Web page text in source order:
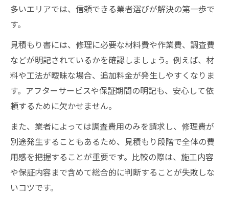
多いエリアでは、信頼できる業者選びが解決の第一歩で
す。
見積もり書には、修理に必要な材料費や作業費、調査費
などが明記されているかを確認しましょう。例えば、材
料や工法が曖昧な場合、追加料金が発生しやすくなりま
す。アフターサービスや保証期間の明記も、安心して依
頼するために欠かせません。
また、業者によっては調査費用のみを請求し、修理費が
別途発生することもあるため、見積もり段階で全体の費
用感を把握することが重要です。比較の際は、施工内容
や保証内容まで含めて総合的に判断することが失敗しな
いコツです。